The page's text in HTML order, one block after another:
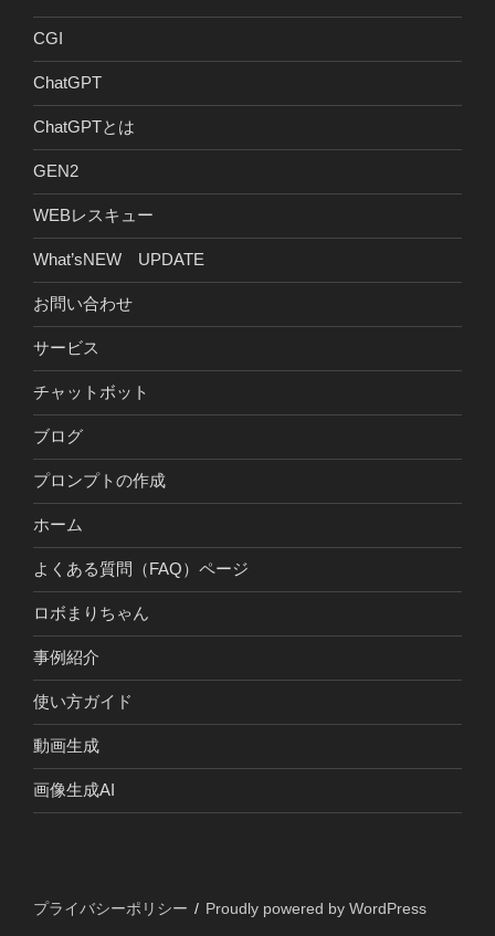
CGI
ChatGPT
ChatGPTとは
GEN2
WEBレスキュー
What’sNEW UPDATE
お問い合わせ
サービス
チャットボット
ブログ
プロンプトの作成
ホーム
よくある質問（FAQ）ページ
ロボまりちゃん
事例紹介
使い方ガイド
動画生成
画像生成AI
プライバシーポリシー Proudly powered by WordPress